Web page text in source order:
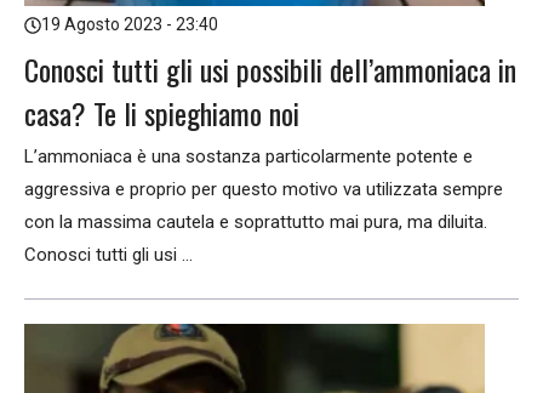
19 Agosto 2023 - 23:40
Conosci tutti gli usi possibili dell’ammoniaca in
casa? Te li spieghiamo noi
L’ammoniaca è una sostanza particolarmente potente e
aggressiva e proprio per questo motivo va utilizzata sempre
con la massima cautela e soprattutto mai pura, ma diluita.
Conosci tutti gli usi ...